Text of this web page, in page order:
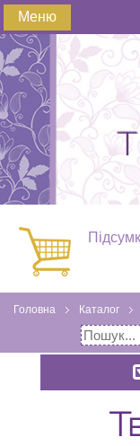
Меню
Головна Каталог